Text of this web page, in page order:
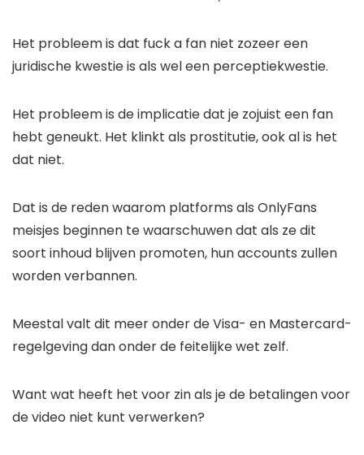
Het probleem is dat fuck a fan niet zozeer een
juridische kwestie is als wel een perceptiekwestie.
Het probleem is de implicatie dat je zojuist een fan
hebt geneukt. Het klinkt als prostitutie, ook al is het
dat niet.
Dat is de reden waarom platforms als OnlyFans
meisjes beginnen te waarschuwen dat als ze dit
soort inhoud blijven promoten, hun accounts zullen
worden verbannen.
Meestal valt dit meer onder de Visa- en Mastercard-
regelgeving dan onder de feitelijke wet zelf.
Want wat heeft het voor zin als je de betalingen voor
de video niet kunt verwerken?